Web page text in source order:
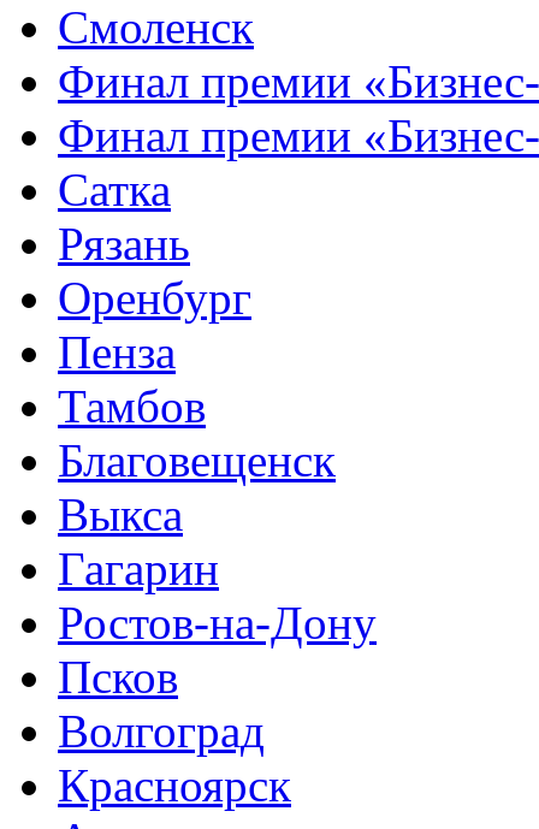
Смоленск
Финал премии
Финал премии
Сатка
Рязань
Оренбург
Пенза
Тамбов
Благовещенск
Выкса
Гагарин
Ростов-на-Дону
Псков
Волгоград
Красноярск